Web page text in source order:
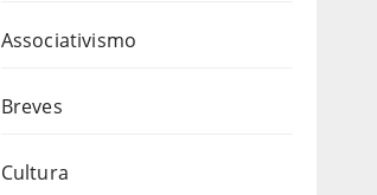
Associativismo
Breves
Cultura